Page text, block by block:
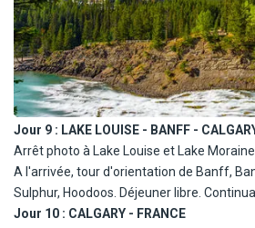
nuit en région de Lake Louise.
Selon les départs, la nuit peut se faire à
de Lake Louise.
Jour 9 : LAKE LOUISE - BANFF -
Arrêt photo à Lake Louise et Lake
A l'arrivée, tour d'orientation de Banff,
Sulphur, Hoodoos. Déjeuner libre.
accueillit les Jeux Olympiques d'Hiver en
Jour 10 : CALGARY - FRANCE